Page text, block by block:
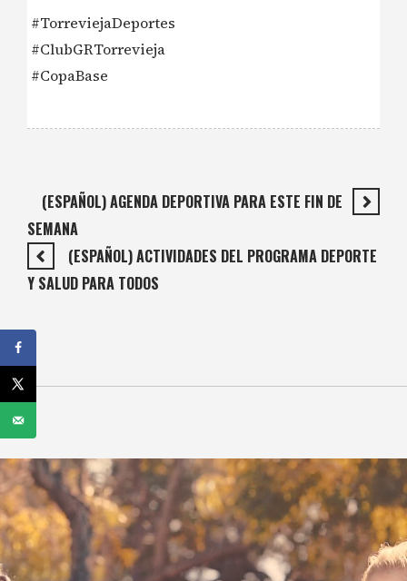
#TorreviejaDeportes
#ClubGRTorrevieja
#CopaBase
(ESPAÑOL) AGENDA DEPORTIVA PARA ESTE FIN DE
SEMANA
(ESPAÑOL) ACTIVIDADES DEL PROGRAMA DEPORTE
Y SALUD PARA TODOS